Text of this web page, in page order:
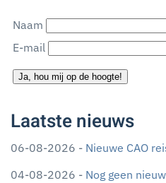
Naam
E-mail
Ja, hou mij op de hoogte!
Laatste nieuws
06-08-2026 - Nieuwe CAO
04-08-2026 - Nog geen